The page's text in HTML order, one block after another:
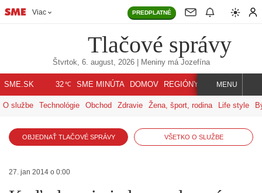
Viac PREDPLATNÉ
Tlačové správy
Štvrtok, 6. august, 2026| Meniny má Jozefína
SME.SK 32℃ SME MINÚTA DOMOV REGIÓNY INDEX SVET
MENU
O službe Technológie Obchod Zdravie Žena, šport, rodina Life style
OBJEDNAŤ TLAČOVÉ SPRÁVY VŠETKO O SLUŽBE
27. jan 2014 o 0:00